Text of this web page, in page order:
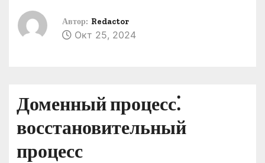
Автор: Redactor
Окт 25, 2024
Доменный процесс⁚
восстановительный
процесс